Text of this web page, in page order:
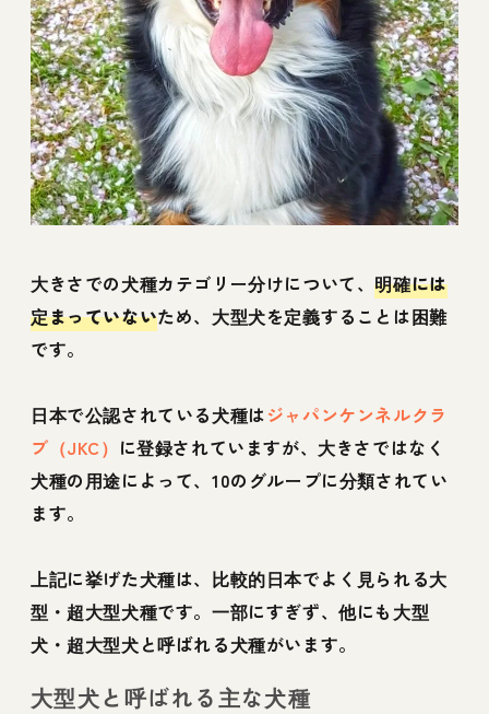
大きさでの犬種カテゴリー分けについて、明確には
定まっていないため、大型犬を定義することは困難
です。
日本で公認されている犬種はジャパンケンネルクラ
ブ（JKC） に登録されていますが、大きさではなく
犬種の用途によって、10のグループに分類されてい
ます。
上記に挙げた犬種は、比較的日本でよく見られる大
型・超大型犬種です。一部にすぎず、他にも大型
犬・超大型犬と呼ばれる犬種がいます。
大型犬と呼ばれる主な犬種